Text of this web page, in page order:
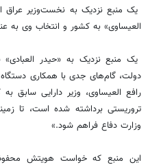
یک منبع نزدیک به نخست‌‌وزیر عراق
العیساوی» به کشور و انتخاب وی به
یک منبع نزدیک به «حیدر
دولت، گام‌های جدی با همکاری
رافع العیساوی، وزیر دارایی سابق
تروریستی برداشته شده است، تا
وزارت دفاع فراهم شود.»
این منبع که خواست هویتش